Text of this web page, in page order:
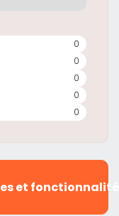
0
0
0
0
0
et